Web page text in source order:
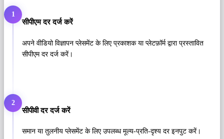
1
सीपीएम दर दर्ज करें
अपने वीडियो विज्ञापन प्लेसमेंट के लिए प्रकाशक या प्लेटफ़ॉर्म द्वारा प्रस्तावित
सीपीएम दर दर्ज करें।
2
सीपीवी दर दर्ज करें
समान या तुलनीय प्लेसमेंट के लिए उपलब्ध मूल्य-प्रति-दृश्य दर इनपुट करें।